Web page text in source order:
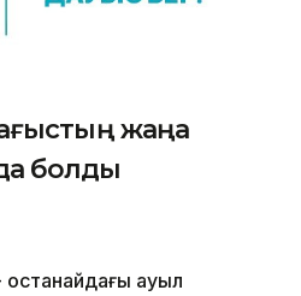
жаңа
болды
ауыл